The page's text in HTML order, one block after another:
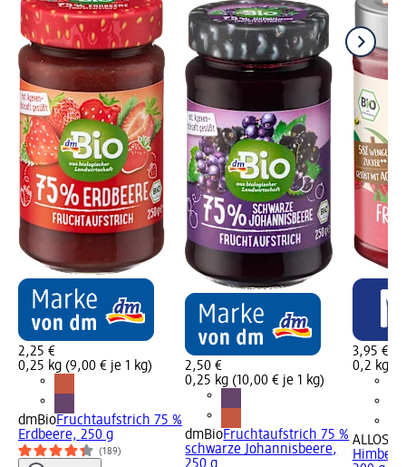
2,25 €
0,25 kg (9,00 € je 1 kg)
dmBioFruchtaufstrich 75 %
Erdbeere, 250 g
(189)
2,50 €
0,25 kg (10,00 € je 1 kg)
dmBioFruchtaufstrich 75 %
schwarze Johannisbeere,
250 g
3,95 €
0,2 kg
ALLOS